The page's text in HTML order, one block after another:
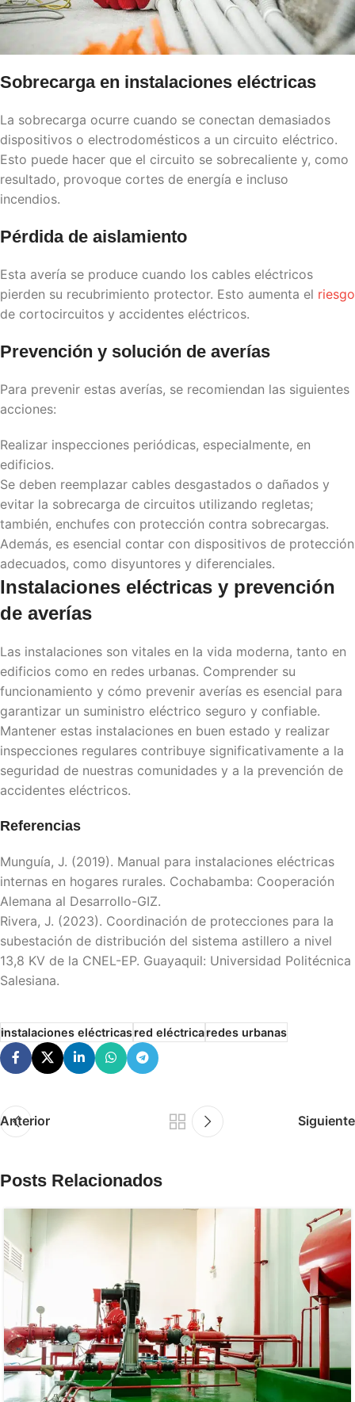
Sobrecarga en instalaciones eléctricas
La sobrecarga ocurre cuando se conectan demasiados
dispositivos o electrodomésticos a un circuito eléctrico.
Esto puede hacer que el circuito se sobrecaliente y, como
resultado, provoque cortes de energía e incluso
incendios.
Pérdida de aislamiento
Esta avería se produce cuando los cables eléctricos
pierden su recubrimiento protector. Esto aumenta el riesgo
de cortocircuitos y accidentes eléctricos.
Prevención y solución de averías
Para prevenir estas averías, se recomiendan las siguientes
acciones:
Realizar inspecciones periódicas, especialmente, en
edificios.
Se deben reemplazar cables desgastados o dañados y
evitar la sobrecarga de circuitos utilizando regletas;
también, enchufes con protección contra sobrecargas.
Además, es esencial contar con dispositivos de protección
adecuados, como disyuntores y diferenciales.
Instalaciones eléctricas y prevención
de averías
Las instalaciones son vitales en la vida moderna, tanto en
edificios como en redes urbanas. Comprender su
funcionamiento y cómo prevenir averías es esencial para
garantizar un suministro eléctrico seguro y confiable.
Mantener estas instalaciones en buen estado y realizar
inspecciones regulares contribuye significativamente a la
seguridad de nuestras comunidades y a la prevención de
accidentes eléctricos.
Referencias
Munguía, J. (2019). Manual para instalaciones eléctricas
internas en hogares rurales. Cochabamba: Cooperación
Alemana al Desarrollo-GIZ.
Rivera, J. (2023). Coordinación de protecciones para la
subestación de distribución del sistema astillero a nivel
13,8 KV de la CNEL-EP. Guayaquil: Universidad Politécnica
Salesiana.
instalaciones eléctricasred eléctricaredes urbanas
Anterior Siguiente
Posts Relacionados